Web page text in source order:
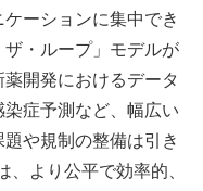
ーションに集中でき
・ループ」モデルが
開発におけるデータ
症予測など、幅広い
や規制の整備は引き
より公平で効率的、